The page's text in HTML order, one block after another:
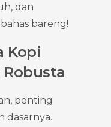
dan
bareng!
Kopi
penting
dasarnya.